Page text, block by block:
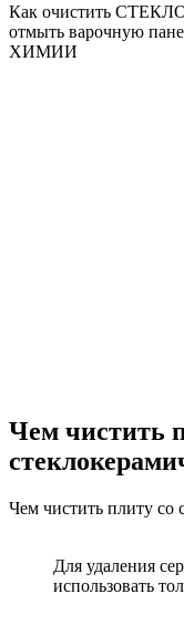
Как очистить
отмыть варочную
ХИМИИ
Чем чистить
Чем чистить плиту со
Для удаления
использовать